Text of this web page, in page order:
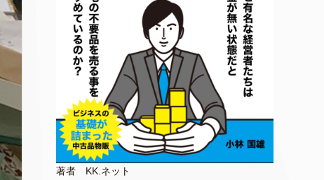
著者 KK.ネット